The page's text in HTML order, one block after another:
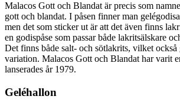
Malacos Gott och Blandat är precis som
gott och blandat. I påsen finner man
men det som sticker ut är att det även finns
en godispåse som passar både lakritsälskare
Det finns både salt- och sötlakrits, vilket också
variation. Malacos Gott och Blandat har varit
lanserades år 1979.
Geléhallon